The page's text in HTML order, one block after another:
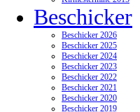
Beschicker
Beschicker 2026
Beschicker 2025
Beschicker 2024
Beschicker 2023
Beschicker 2022
Beschicker 2021
Beschicker 2020
Beschicker 2019